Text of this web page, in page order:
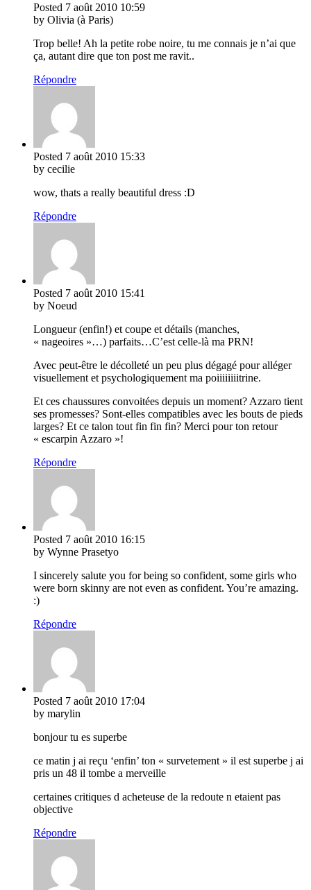
Posted 7 août 2010 10:59
by Olivia (à Paris)
Trop belle! Ah la petite robe noire, tu me connais je n’ai que
ça, autant dire que ton post me ravit..
Répondre
Posted 7 août 2010 15:33
by cecilie
wow, thats a really beautiful dress :D
Répondre
Posted 7 août 2010 15:41
by Noeud
Longueur (enfin!) et coupe et détails (manches,
« nageoires »…) parfaits…C’est celle-là ma PRN!
Avec peut-être le décolleté un peu plus dégagé pour alléger
visuellement et psychologiquement ma poiiiiiiiitrine.
Et ces chaussures convoitées depuis un moment? Azzaro tient
ses promesses? Sont-elles compatibles avec les bouts de pieds
larges? Et ce talon tout fin fin fin? Merci pour ton retour
« escarpin Azzaro »!
Répondre
Posted 7 août 2010 16:15
by Wynne Prasetyo
I sincerely salute you for being so confident, some girls who
were born skinny are not even as confident. You’re amazing.
:)
Répondre
Posted 7 août 2010 17:04
by marylin
bonjour tu es superbe
ce matin j ai reçu ‘enfin’ ton « survetement » il est superbe j ai
pris un 48 il tombe a merveille
certaines critiques d acheteuse de la redoute n etaient pas
objective
Répondre